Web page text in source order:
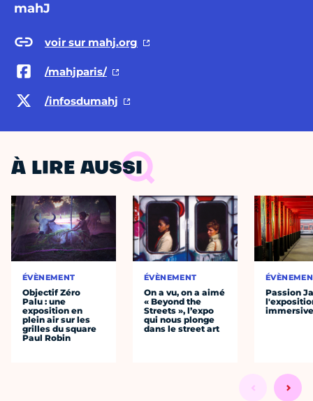
mahJ
voir sur mahj.org
/mahjparis/
/infosdumahj
À LIRE AUSSI
ÉVÈNEMENT
Objectif Zéro
Palu : une
exposition en
plein air sur les
grilles du square
Paul Robin
ÉVÈNEMENT
On a vu, on a aimé
« Beyond the
Streets », l’expo
qui nous plonge
dans le street art
Passion